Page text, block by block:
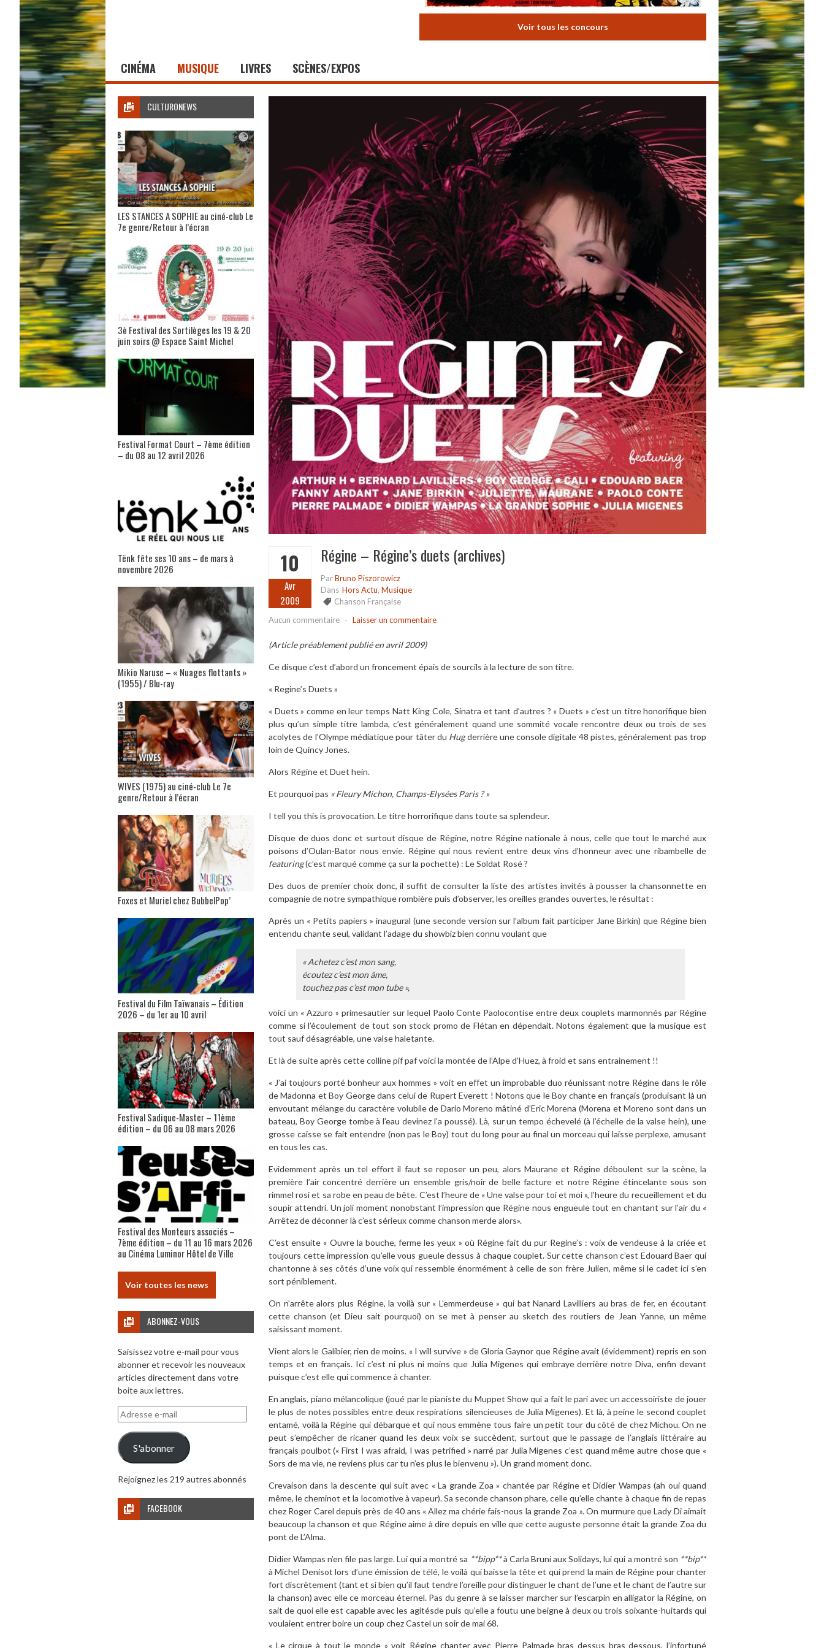
Voir tous les concours
CINÉMA MUSIQUE LIVRES SCÈNES/EXPOS
10
Avr
2009
Régine – Régine’s duets (archives)
ParBruno Piszorowicz
Dans Hors Actu, Musique
Chanson Française
Aucun commentaire - Laisser un commentaire
(Article préablement publié en avril 2009)
Ce disque c’est d’abord un froncement épais de sourcils à la lecture de son titre.
« Regine’s Duets »
« Duets » comme en leur temps Natt King Cole, Sinatra et tant d’autres ? « Duets » c’est un titre honorifique bien
plus qu’un simple titre lambda, c’est généralement quand une sommité vocale rencontre deux ou trois de ses
acolytes de l’Olympe médiatique pour tâter du Hugderrière une console digitale 48 pistes, généralement pas trop
loin de Quincy Jones.
Alors Régine et Duet hein.
Et pourquoi pas « Fleury Michon, Champs-Elysées Paris ? »
I tell you this is provocation. Le titre horrorifique dans toute sa splendeur.
Disque de duos donc et surtout disque de Régine, notre Régine nationale à nous, celle que tout le marché aux
poisons d’Oulan-Bator nous envie. Régine qui nous revient entre deux vins d’honneur avec une ribambelle de
featuring(c’est marqué comme ça sur la pochette) : Le Soldat Rosé ?
Des duos de premier choix donc, il suffit de consulter la liste des artistes invités à pousser la chansonnette en
compagnie de notre sympathique rombière puis d’observer, les oreilles grandes ouvertes, le résultat :
Après un « Petits papiers » inaugural (une seconde version sur l’album fait participer Jane Birkin) que Régine bien
entendu chante seul, validant l’adage du showbiz bien connu voulant que
« Achetez c’est mon sang,
écoutez c’est mon âme,
touchez pas c’est mon tube »,
voici un « Azzuro » primesautier sur lequel Paolo Conte Paolocontise entre deux couplets marmonnés par Régine
comme si l’écoulement de tout son stock promo de Flétan en dépendait. Notons également que la musique est
tout sauf désagréable, une valse haletante.
Et là de suite après cette colline pif paf voici la montée de l’Alpe d’Huez, à froid et sans entrainement !!
« J’ai toujours porté bonheur aux hommes » voit en effet un improbable duo réunissant notre Régine dans le rôle
de Madonna et Boy George dans celui de Rupert Everett ! Notons que le Boy chante en français (produisant là un
envoutant mélange du caractère volubile de Dario Moreno mâtiné d’Eric Morena (Morena et Moreno sont dans un
bateau, Boy George tombe à l’eau devinez l’a poussé). Là, sur un tempo échevelé (à l’échelle de la valse hein), une
grosse caisse se fait entendre (non pas le Boy) tout du long pour au final un morceau qui laisse perplexe, amusant
en tous les cas.
Evidemment après un tel effort il faut se reposer un peu, alors Maurane et Régine déboulent sur la scène, la
première l’air concentré derrière un ensemble gris/noir de belle facture et notre Régine étincelante sous son
rimmel rosi et sa robe en peau de bête. C’est l’heure de « Une valse pour toi et moi », l’heure du recueillement et du
soupir attendri. Un joli moment nonobstant l’impression que Régine nous engueule tout en chantant sur l’air du «
Arrêtez de déconner là c’est sérieux comme chanson merde alors».
C’est ensuite « Ouvre la bouche, ferme les yeux » où Régine fait du pur Regine’s : voix de vendeuse à la criée et
toujours cette impression qu’elle vous gueule dessus à chaque couplet. Sur cette chanson c’est Edouard Baer qui
chantonne à ses côtés d’une voix qui ressemble énormément à celle de son frère Julien, même si le cadet ici s’en
sort péniblement.
On n’arrête alors plus Régine, la voilà sur « L’emmerdeuse » qui bat Nanard Lavilliers au bras de fer, en écoutant
cette chanson (et Dieu sait pourquoi) on se met à penser au sketch des routiers de Jean Yanne, un même
saisissant moment.
Vient alors le Galibier, rien de moins. « I will survive » de Gloria Gaynor que Régine avait (évidemment) repris en son
temps et en français. Ici c’est ni plus ni moins que Julia Migenes qui embraye derrière notre Diva, enfin devant
puisque c’est elle qui commence à chanter.
En anglais, piano mélancolique (joué par le pianiste du Muppet Show qui a fait le pari avec un accessoiriste de jouer
le plus de notes possibles entre deux respirations silencieuses de Julia Migenes). Et là, à peine le second couplet
entamé, voilà la Régine qui débarque et qui nous emmène tous faire un petit tour du côté de chez Michou. On ne
peut s’empêcher de ricaner quand les deux voix se succèdent, surtout que le passage de l’anglais littéraire au
français poulbot (« First I was afraid, I was petrified » narré par Julia Migenes c’est quand même autre chose que «
Sors de ma vie, ne reviens plus car tu n’es plus le bienvenu »). Un grand moment donc.
Crevaison dans la descente qui suit avec « La grande Zoa » chantée par Régine et Didier Wampas (ah oui quand
même, le cheminot et la locomotive à vapeur). Sa seconde chanson phare, celle qu’elle chante à chaque fin de repas
chez Roger Carel depuis près de 40 ans « Allez ma chérie fais-nous la grande Zoa ». On murmure que Lady Di aimait
beaucoup la chanson et que Régine aime à dire depuis en ville que cette auguste personne était la grande Zoa du
pont de L’Alma.
Didier Wampas n’en file pas large. Lui qui a montré sa **bipp**à Carla Bruni aux Solidays, lui qui a montré son **bip**
à Michel Denisot lors d’une émission de télé, le voilà qui baisse la tête et qui prend la main de Régine pour chanter
fort discrètement (tant et si bien qu’il faut tendre l’oreille pour distinguer le chant de l’une et le chant de l’autre sur
la chanson) avec elle ce morceau éternel. Pas du genre à se laisser marcher sur l’escarpin en alligator la Régine, on
sait de quoi elle est capable avec les agitésde puis qu’elle a foutu une beigne à deux ou trois soixante-huitards qui
voulaient entrer boire un coup chez Castel un soir de mai 68.
« Le cirque à tout le monde » voit Régine chanter avec Pierre Palmade bras dessus bras dessous, l’infortuné
CULTURONEWS
LES STANCES A SOPHIE au ciné-club Le
7e genre/Retour à l’écran
3è Festival des Sortilèges les 19 & 20
juin soirs @ Espace Saint Michel
Festival Format Court – 7ème édition
– du 08 au 12 avril 2026
Tënk fête ses 10 ans – de mars à
novembre 2026
Mikio Naruse – « Nuages flottants »
(1955) / Blu-ray
WIVES (1975) au ciné-club Le 7e
genre/Retour à l’écran
Foxes et Muriel chez BubbelPop’
Festival du Film Taïwanais – Édition
2026 – du 1er au 10 avril
Festival Sadique-Master – 11ème
édition – du 06 au 08 mars 2026
Festival des Monteurs associés –
7ème édition – du 11 au 16 mars 2026
au Cinéma Luminor Hôtel de Ville
Voir toutes les news
ABONNEZ-VOUS
Saisissez votre e-mail pour vous
abonner et recevoir les nouveaux
articles directement dans votre
boite aux lettres.
Adresse
e-
mail
S'abonner
Rejoignez les 219 autres abonnés
FACEBOOK